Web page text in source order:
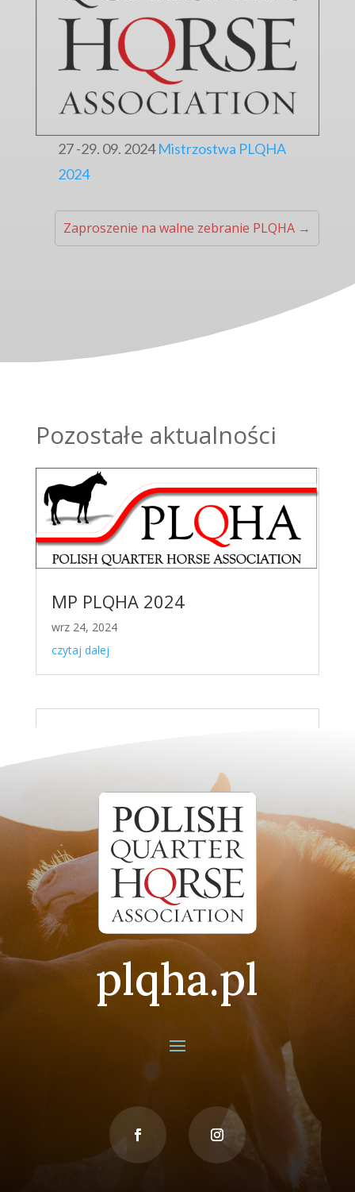
27 -29. 09. 2024Mistrzostwa PLQHA
2024
Zaproszenie na walne zebranie PLQHA →
Pozostałe aktualności
MP PLQHA 2024
wrz 24, 2024
czytaj dalej
czytaj dalej
Zwyczajne zebranie PLQHA
mar 22, 2024
czytaj dalej
plqha.pl